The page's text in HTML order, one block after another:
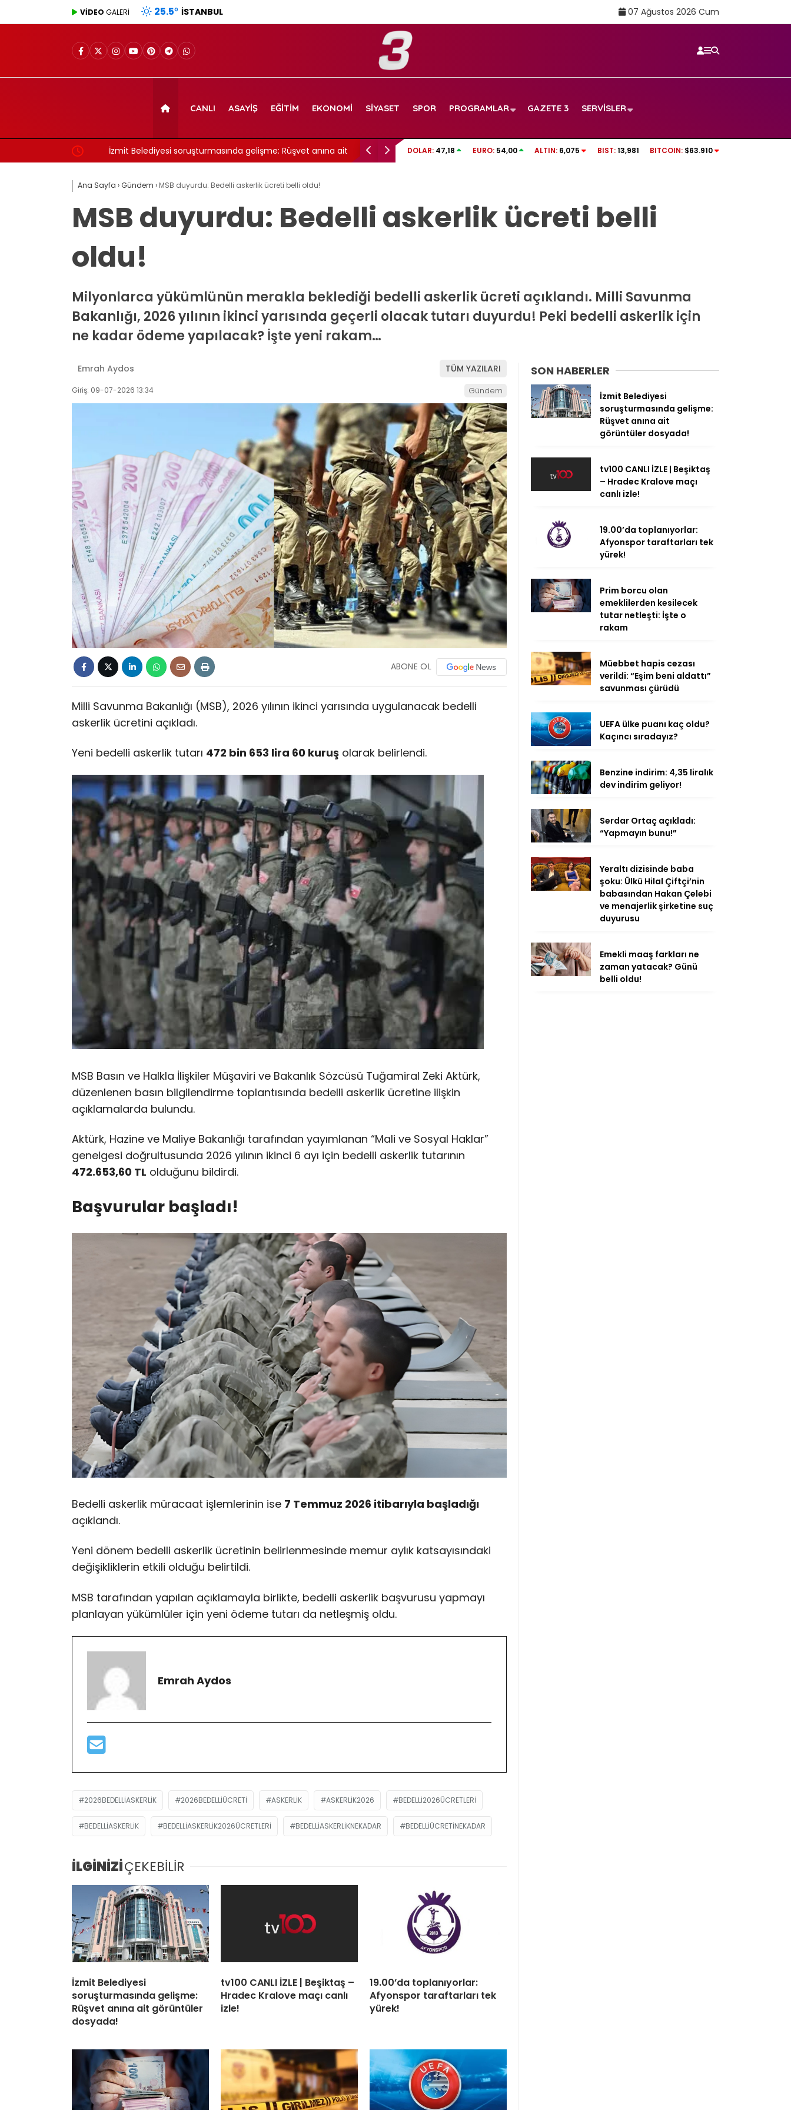
VİDEO GALERİ 25.5° İSTANBUL 07 Ağustos 2026 Cum
CANLI ASAYIŞ EĞITIM EKONOMI SIYASET SPOR PROGRAMLAR GAZETE 3 SERVISLER
İzmit Belediyesi soruşturmasında gelişme: Rüşvet anına ait
tv100 CANLI İZLE | Beşiktaş – Hradec Kralove maçı canlı izle!
İzmit Belediyesi soruşturmasında gelişme:
DOLAR: 47,18 EURO: 54,00 ALTIN: 6,075 BIST: 13,981 BITCOIN: $63.910
Ana Sayfa ›Gündem › MSB duyurdu: Bedelli askerlik ücreti belli oldu!
MSB duyurdu: Bedelli askerlik ücreti belli
oldu!
Milyonlarca yükümlünün merakla beklediği bedelli askerlik ücreti açıklandı. Milli Savunma
Bakanlığı, 2026 yılının ikinci yarısında geçerli olacak tutarı duyurdu! Peki bedelli askerlik için
ne kadar ödeme yapılacak? İşte yeni rakam…
Emrah Aydos TÜM YAZILARI
Giriş: 09-07-2026 13:34 Gündem
ABONE OL
Milli Savunma Bakanlığı (MSB), 2026 yılının ikinci yarısında uygulanacak bedelli
askerlik ücretini açıkladı.
Yeni bedelli askerlik tutarı 472 bin 653 lira 60 kuruş olarak belirlendi.
MSB Basın ve Halkla İlişkiler Müşaviri ve Bakanlık Sözcüsü Tuğamiral Zeki Aktürk,
düzenlenen basın bilgilendirme toplantısında bedelli askerlik ücretine ilişkin
açıklamalarda bulundu.
Aktürk, Hazine ve Maliye Bakanlığı tarafından yayımlanan “Mali ve Sosyal Haklar”
genelgesi doğrultusunda 2026 yılının ikinci 6 ayı için bedelli askerlik tutarının
472.653,60 TL olduğunu bildirdi.
Başvurular başladı!
Bedelli askerlik müracaat işlemlerinin ise 7 Temmuz 2026 itibarıyla başladığı
açıklandı.
Yeni dönem bedelli askerlik ücretinin belirlenmesinde memur aylık katsayısındaki
değişikliklerin etkili olduğu belirtildi.
MSB tarafından yapılan açıklamayla birlikte, bedelli askerlik başvurusu yapmayı
planlayan yükümlüler için yeni ödeme tutarı da netleşmiş oldu.
Emrah Aydos
2026BEDELLIASKERLIK 2026BEDELLIÜCRETI ASKERLIK ASKERLIK2026 BEDELLI2026ÜCRETLERI
BEDELLIASKERLIK BEDELLIASKERLIK2026ÜCRETLERI BEDELLIASKERLIKNEKADAR BEDELLIÜCRETINEKADAR
İLGİNİZİÇEKEBİLİR
İzmit Belediyesi
soruşturmasında gelişme:
Rüşvet anına ait görüntüler
dosyada!
tv100 CANLI İZLE | Beşiktaş –
Hradec Kralove maçı canlı
izle!
19.00’da toplanıyorlar:
Afyonspor taraftarları tek
yürek!
SON HABERLER
İzmit Belediyesi
soruşturmasında gelişme:
Rüşvet anına ait
görüntüler dosyada!
tv100 CANLI İZLE | Beşiktaş
– Hradec Kralove maçı
canlı izle!
19.00’da toplanıyorlar:
Afyonspor taraftarları tek
yürek!
Prim borcu olan
emeklilerden kesilecek
tutar netleşti: İşte o
rakam
Müebbet hapis cezası
verildi: “Eşim beni aldattı”
savunması çürüdü
UEFA ülke puanı kaç oldu?
Kaçıncı sıradayız?
Benzine indirim: 4,35 liralık
dev indirim geliyor!
Serdar Ortaç açıkladı:
“Yapmayın bunu!”
Yeraltı dizisinde baba
şoku: Ülkü Hilal Çiftçi’nin
babasından Hakan Çelebi
ve menajerlik şirketine suç
duyurusu
Emekli maaş farkları ne
zaman yatacak? Günü
belli oldu!